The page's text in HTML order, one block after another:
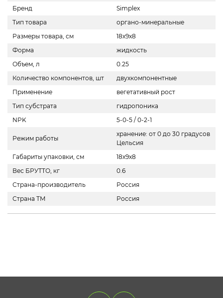
Бренд
Simplex
Тип товара
органо-минеральные
Размеры товара, см
18х9х8
Форма
жидкость
Объем, л
0.25
Количество компонентов, шт
двухкомпонентные
Применение
вегетативный рост
Тип субстрата
гидропоника
NPK
5-0-5 / 0-2-1
Режим работы
хранение: от 0 до 30 градусов
Цельсия
Габариты упаковки, см
18х9х8
Вес БРУТТО, кг
0.6
Страна-производитель
Россия
Страна ТМ
Россия